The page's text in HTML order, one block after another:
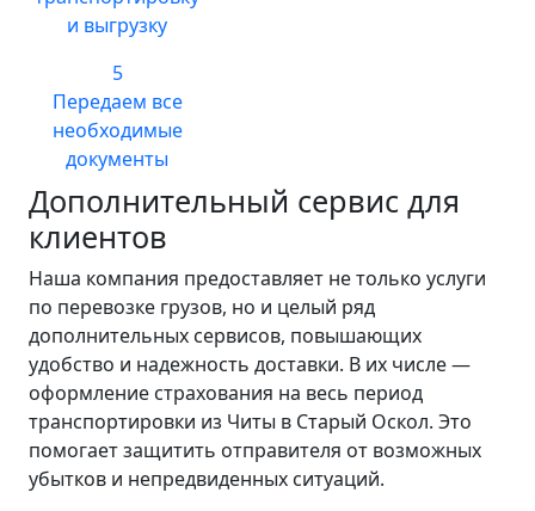
и выгрузку
5
Передаем все
необходимые
документы
Дополнительный сервис для
клиентов
Наша компания предоставляет не только услуги
по перевозке грузов, но и целый ряд
дополнительных сервисов, повышающих
удобство и надежность доставки. В их числе —
оформление страхования на весь период
транспортировки из Читы в Старый Оскол. Это
помогает защитить отправителя от возможных
убытков и непредвиденных ситуаций.